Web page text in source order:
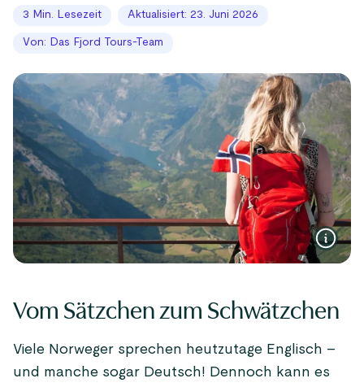
3 Min. Lesezeit Aktualisiert: 23. Juni 2026
Von: Das Fjord Tours-Team
Vom Sätzchen zum Schwätzchen
Viele Norweger sprechen heutzutage Englisch –
und manche sogar Deutsch! Dennoch kann es